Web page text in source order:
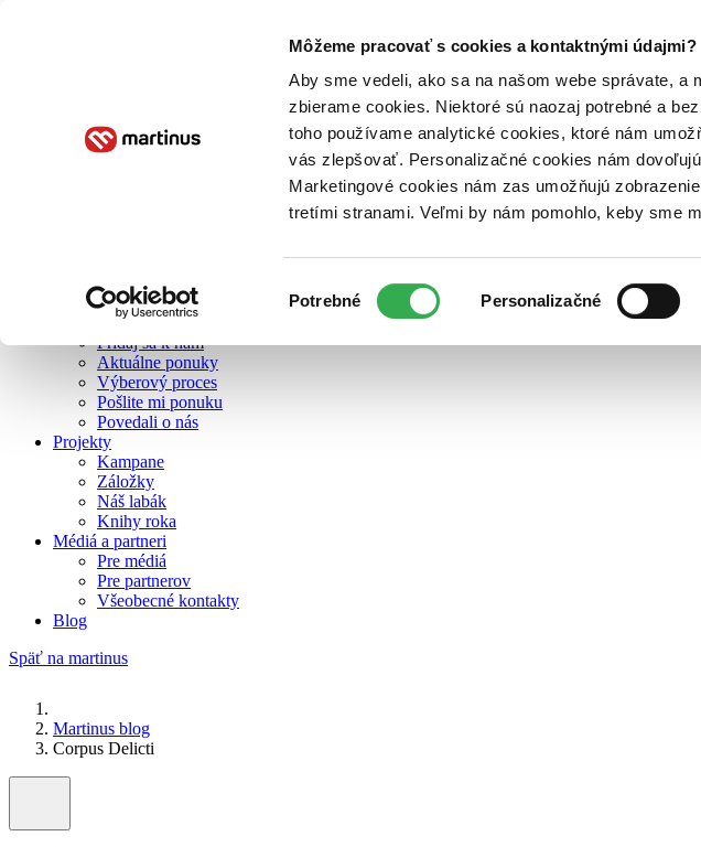
Môžeme pracovať s cookies a kontaktnými údajmi?
Aby sme vedeli, ako sa na našom webe správate, a
zbierame cookies. Niektoré sú naozaj potrebné a
toho používame analytické cookies, ktoré nám
vás zlepšovať. Personalizačné cookies nám
Marketingové cookies nám zas umožňujú
tretími stranami. Veľmi by nám pomohlo, keby sme
súhlasu
Potrebné Personalizačné
O nás
Zelený Martinus
Nerobíme rozdiely
Pridaj sa k nám
Aktuálne ponuky
Výberový proces
Pošlite mi ponuku
Povedali o nás
Projekty
Kampane
Záložky
Náš labák
Knihy roka
Médiá a partneri
Pre médiá
Pre partnerov
Všeobecné kontakty
Blog
Späť na martinus
Martinus blog
Corpus Delicti